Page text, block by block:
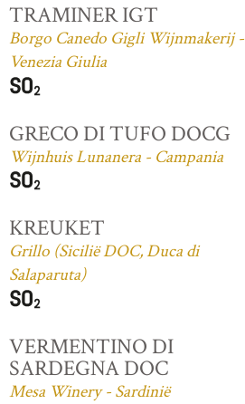
TRAMINER IGT
Borgo Canedo Gigli Wijnmakerij -
Venezia Giulia
GRECO DI TUFO DOCG
Wijnhuis Lunanera - Campania
KREUKET
Grillo (Sicilië DOC, Duca di
Salaparuta)
VERMENTINO DI
SARDEGNA DOC
Mesa Winery - Sardinië